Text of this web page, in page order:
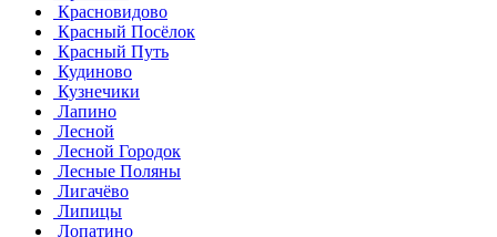
Красновидово
Красный Посёлок
Красный Путь
Кудиново
Кузнечики
Лапино
Лесной
Лесной Городок
Лесные Поляны
Лигачёво
Липицы
Лопатино